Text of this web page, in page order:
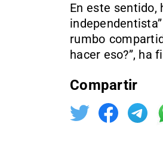
En este sentido,
rumbo
hacer eso?”, ha
Compartir